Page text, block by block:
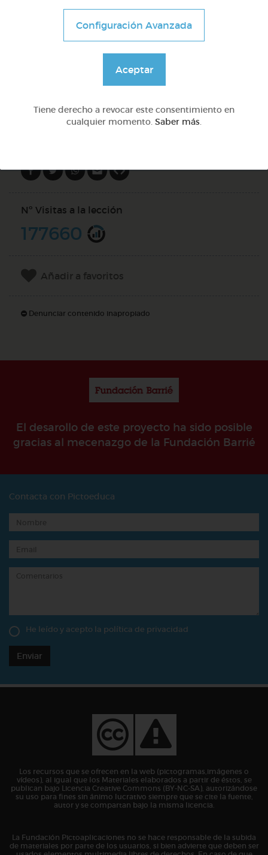
Otros
Sílabas directas: iniciales y finales
DOCS (4)
Nº Visitas a la lección
177660
Añadir a favoritos
Denunciar contenido inapropiado
El desarollo de este proyecto ha sido posible
gracias al mecenazgo de la Fundación Barrié
Contacta con Pictoeduca
He leído y acepto la política de privacidad
Enviar
Los recursos que se ofrecen en la web (pictogramas,imágenes o
vídeos), al igual que los Materiales elaborados a partir de éstos, se
publican bajo Licencia Creative Commons (BY-NC-SA), autorizándose
su uso para fines sin ánimo lucrativo siempre que se cite la fuente,
autor y se compartan bajo la misma licencia.
La Fundación Pictoaplicaciones no se hace responsable de la subida
de materiales por parte de los usuarios, si bien advierte que deben ser
Configuración Avanzada
Aceptar
Tiene derecho a revocar este consentimiento en
cualquier momento. Saber más.